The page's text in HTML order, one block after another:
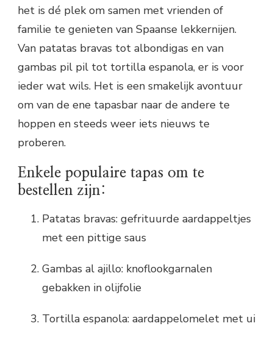
het is dé plek om samen met vrienden of
familie te genieten van Spaanse lekkernijen.
Van patatas bravas tot albondigas en van
gambas pil pil tot tortilla espanola, er is voor
ieder wat wils. Het is een smakelijk avontuur
om van de ene tapasbar naar de andere te
hoppen en steeds weer iets nieuws te
proberen.
Enkele populaire tapas om te
bestellen zijn:
Patatas bravas: gefrituurde aardappeltjes
met een pittige saus
Gambas al ajillo: knoflookgarnalen
gebakken in olijfolie
Tortilla espanola: aardappelomelet met ui